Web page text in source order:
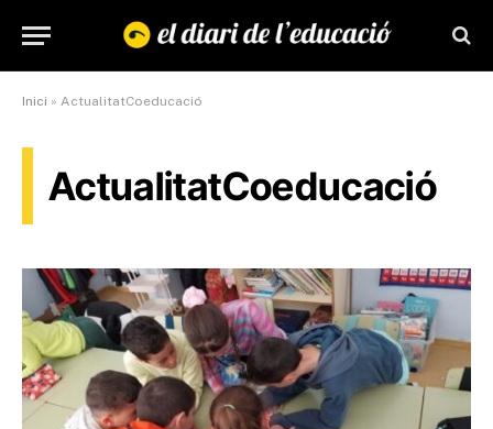
Inici » ActualitatCoeducació
ActualitatCoeducació